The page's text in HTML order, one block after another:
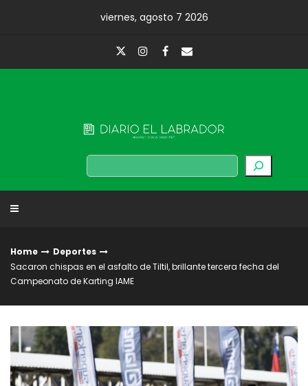
viernes, agosto 7 2026
Buscar
Home
Deportes
Sacaron chispas en el asfalto de Tiltil, brillante tercera fecha del
Campeonato de Karting IAME